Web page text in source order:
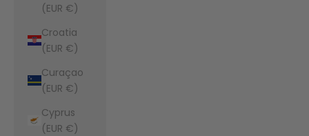
(EUR €)
Croatia
(EUR €)
Curaçao
(EUR €)
Cyprus
(EUR €)